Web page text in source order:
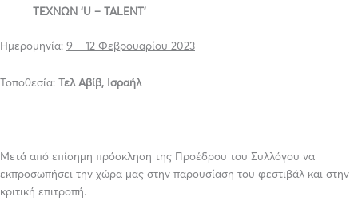
ΤΕΧΝΩΝ ‘U –TALENT’
Ημερομηνία: 9 – 12 Φεβρουαρίου 2023
Τοποθεσία: Τελ Αβίβ, Ισραήλ
Μετά από επίσημη πρόσκληση της Προέδρου του Συλλόγου να
εκπροσωπήσει την χώρα μας στην παρουσίαση του φεστιβάλ και στην
κριτική επιτροπή.